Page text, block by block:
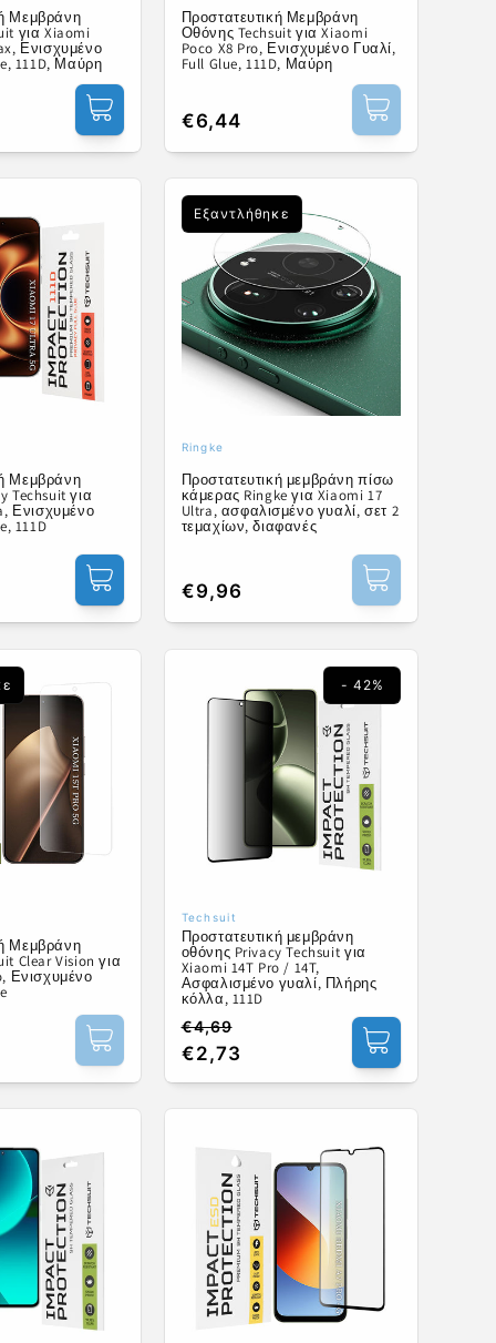
Μεμβράνη
για Xiaomi
Ενισχυμένο
111D, Μαύρη
Προστατευτική Μεμβράνη
Οθόνης Techsuit για Xiaomi
Poco X8 Pro, Ενισχυμένο Γυαλί,
Full Glue, 111D, Μαύρη
Κανονική
τιμή
€6,44
Μεμβράνη
Techsuit για
Ενισχυμένο
111D
Εξαντλήθηκε
Προμηθευτής:
Ringke
Προστατευτική μεμβράνη πίσω
κάμερας Ringke για Xiaomi 17
Ultra, ασφαλισμένο γυαλί, σετ 2
τεμαχίων, διαφανές
Κανονική
τιμή
€9,96
Μεμβράνη
Clear Vision για
Ενισχυμένο
- 42%
Προμηθευτής:
Techsuit
Προστατευτική μεμβράνη
οθόνης Privacy Techsuit για
Xiaomi 14T Pro / 14T,
Ασφαλισμένο γυαλί, Πλήρης
κόλλα, 111D
Κανονική
€4,69
Τιμή
€2,73